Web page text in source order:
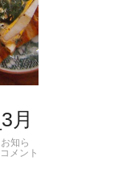
月
お知ら
コメント